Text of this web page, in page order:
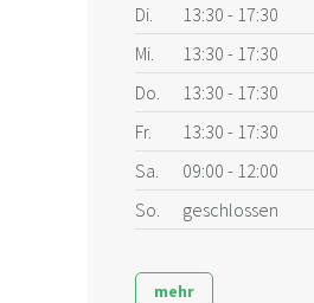
Di.
13:30 - 17:30
Mi.
13:30 - 17:30
Do.
13:30 - 17:30
Fr.
13:30 - 17:30
Sa.
09:00 - 12:00
So.
geschlossen
mehr